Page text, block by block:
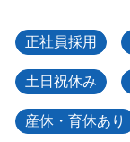
正社員採用
土日祝休み
産休・育休あり